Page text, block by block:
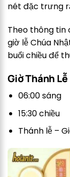
nét đặc trưng
Theo thông tin
giờ lễ Chúa
buổi chiều để
Giờ Thánh
06:00 sáng
15:30 chiều
Thánh lễ –